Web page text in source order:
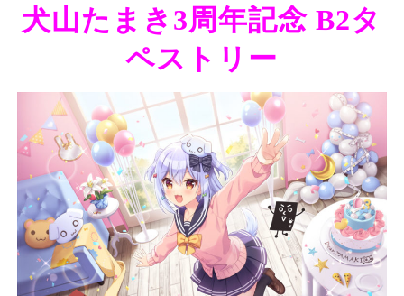
犬山たまき3周年記念 B2タ
ペストリー